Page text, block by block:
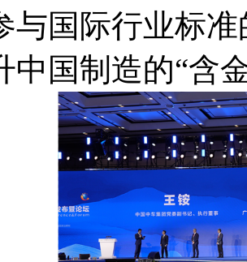
与国际行业标
中国制造的“含